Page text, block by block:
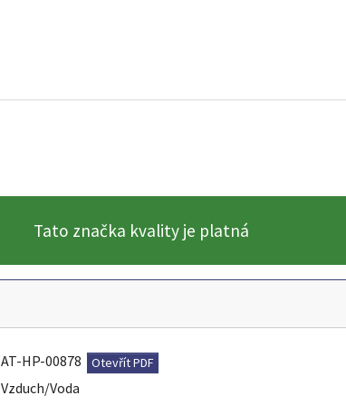
Tato značka kvality je platná
AT-HP-00878 Otevřít PDF
Vzduch/Voda